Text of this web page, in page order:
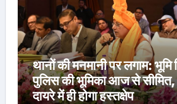
थानों की मनमानी पर लगाम: भूमि
पुलिस की भूमिका आज से
दायरे में ही होगा हस्तक्षेप